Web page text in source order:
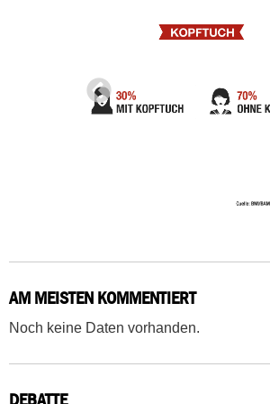
AM MEISTEN KOMMENTIERT
Noch keine Daten vorhanden.
DEBATTE